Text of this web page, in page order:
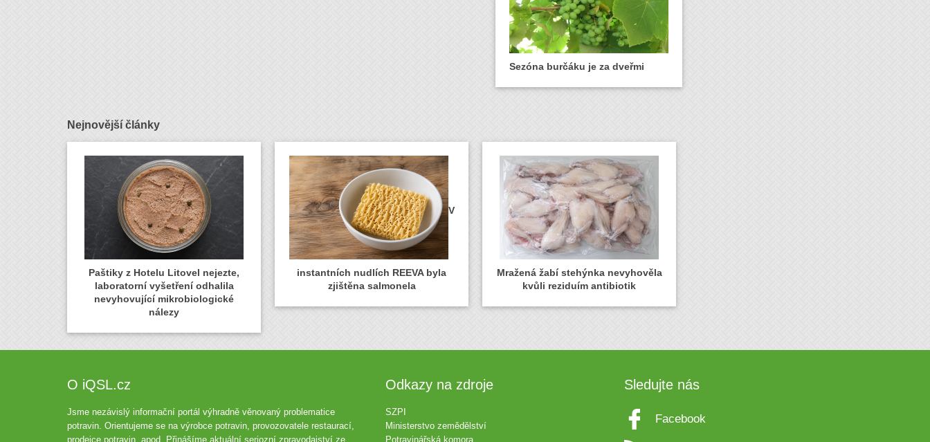
Sezóna burčáku je za dveřmi
Nejnovější články
Paštiky z Hotelu Litovel nejezte,
laboratorní vyšetření odhalila
nevyhovující mikrobiologické
nálezy
V
instantních nudlích REEVA byla
zjištěna salmonela
Mražená žabí stehýnka nevyhověla
kvůli reziduím antibiotik
O iQSL.cz
Jsme nezávislý informační portál výhradně věnovaný problematice
potravin. Orientujeme se na výrobce potravin, provozovatele restaurací,
prodejce potravin, apod. Přinášíme aktuální seriozní zpravodajství ze
Odkazy na zdroje
SZPI
Ministerstvo zemědělství
Potravinářská komora
Sledujte nás
Facebook